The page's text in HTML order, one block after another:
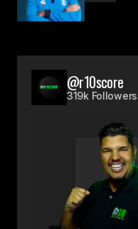
@r10score
319k Followers